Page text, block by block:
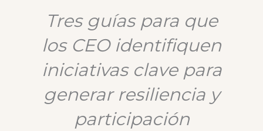
Tres guías para que
los CEO identifiquen
iniciativas clave para
generar resiliencia y
participación